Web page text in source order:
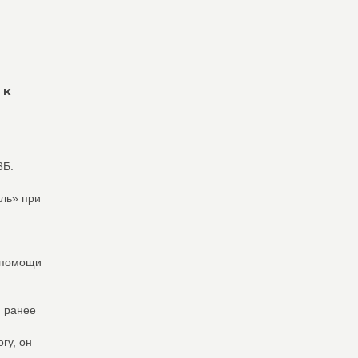
к
при
помощи
ранее
он